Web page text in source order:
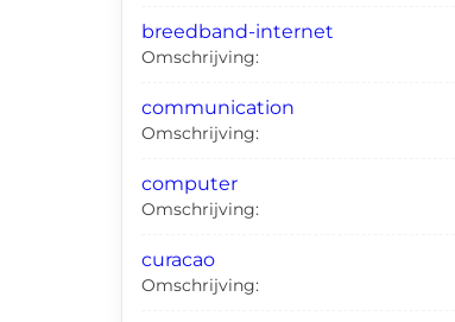
breedband-internet
Omschrijving:
communication
Omschrijving:
computer
Omschrijving:
curacao
Omschrijving: